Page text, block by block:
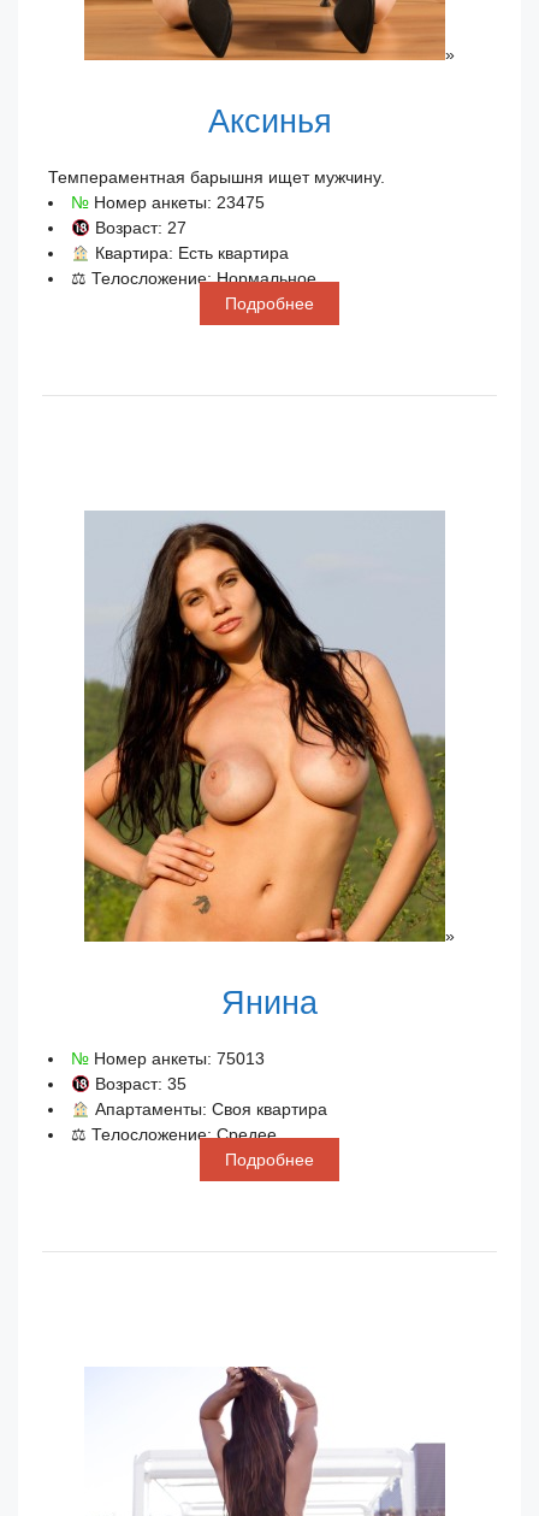
»
Аксинья
Темпераментная барышня ищет мужчину.
№ Номер анкеты: 23475
Возраст: 27
Квартира: Есть квартира
⚖ Телосложение: Нормальное
Подробнее
»
Янина
№ Номер анкеты: 75013
Возраст: 35
Апартаменты: Своя квартира
⚖ Телосложение: Средее
Подробнее